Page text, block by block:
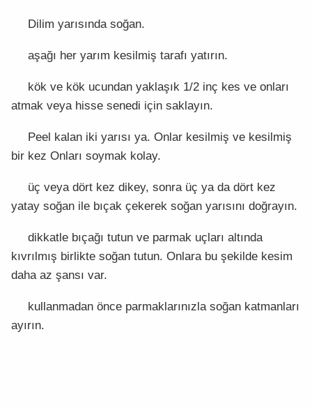
Dilim yarısında soğan.
aşağı her yarım kesilmiş tarafı yatırın.
kök ve kök ucundan yaklaşık 1/2 inç kes ve onları
atmak veya hisse senedi için saklayın.
Peel kalan iki yarısı ya. Onlar kesilmiş ve kesilmiş
bir kez Onları soymak kolay.
üç veya dört kez dikey, sonra üç ya da dört kez
yatay soğan ile bıçak çekerek soğan yarısını doğrayın.
dikkatle bıçağı tutun ve parmak uçları altında
kıvrılmış birlikte soğan tutun. Onlara bu şekilde kesim
daha az şansı var.
kullanmadan önce parmaklarınızla soğan katmanları
ayırın.